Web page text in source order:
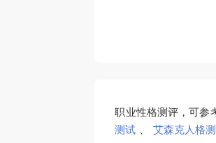
职业性格测评，可参
测试
艾森克人格